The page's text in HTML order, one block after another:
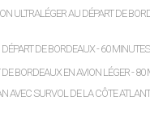
ULTRALÉGER AU DÉPART DE
DE BORDEAUX - 60 MINUTES
BORDEAUX EN AVION LÉGER - 80
AVEC SURVOL DE LA CÔTE